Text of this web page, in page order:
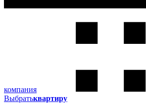
компания
Выбратьквартиру